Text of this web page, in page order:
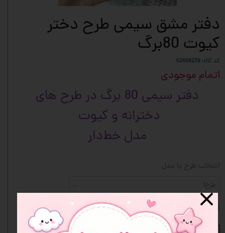
دفتر مشق سیمی طرح دختر
کیوت 80برگ
کد کالا: 52668239
اتمام موجودی
دفتر سیمی 80 برگ در طرح های
دخترانه و کیوت
مدل خط‌دار
انتخاب طرح یا مدل
طرح1
افزودن به علاقه مندی ها